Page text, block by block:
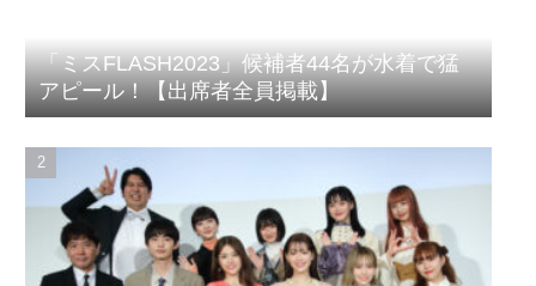
「ミスFLASH2023」候補者44名が水着で猛
アピール！【出席者全員掲載】